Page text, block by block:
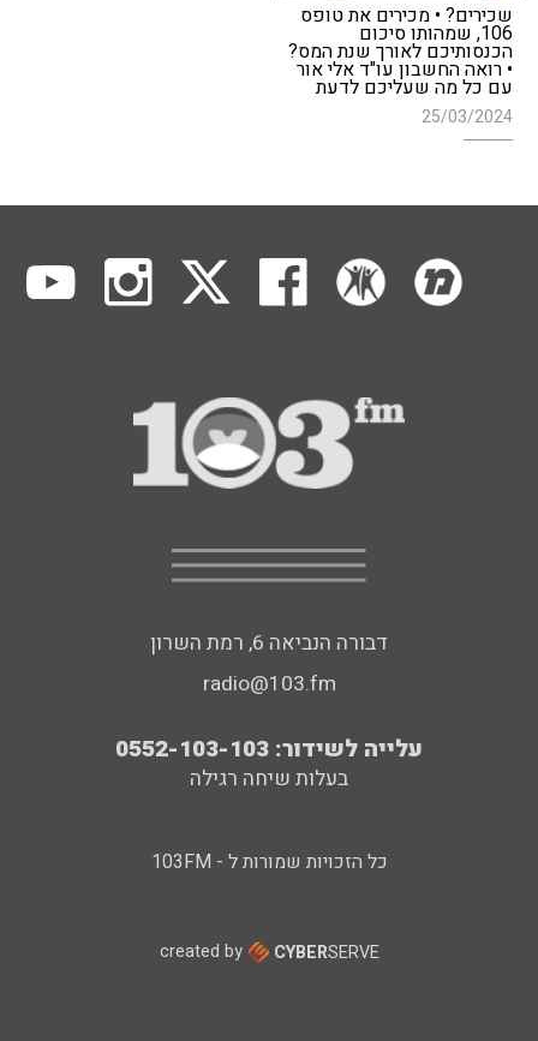
שכירים? • מכירים את טופס
106, שמהותו סיכום
הכנסותיכם לאורך שנת המס?
• רואה החשבון עו"ד אלי אור
עם כל מה שעליכם לדעת
25/03/2024
דבורה הנביאה 6, רמת השרון
radio@103.fm
עלייה לשידור: 0552-103-103
בעלות שיחה רגילה
כל הזכויות שמורות ל - 103FM
created by CYBERSERVE